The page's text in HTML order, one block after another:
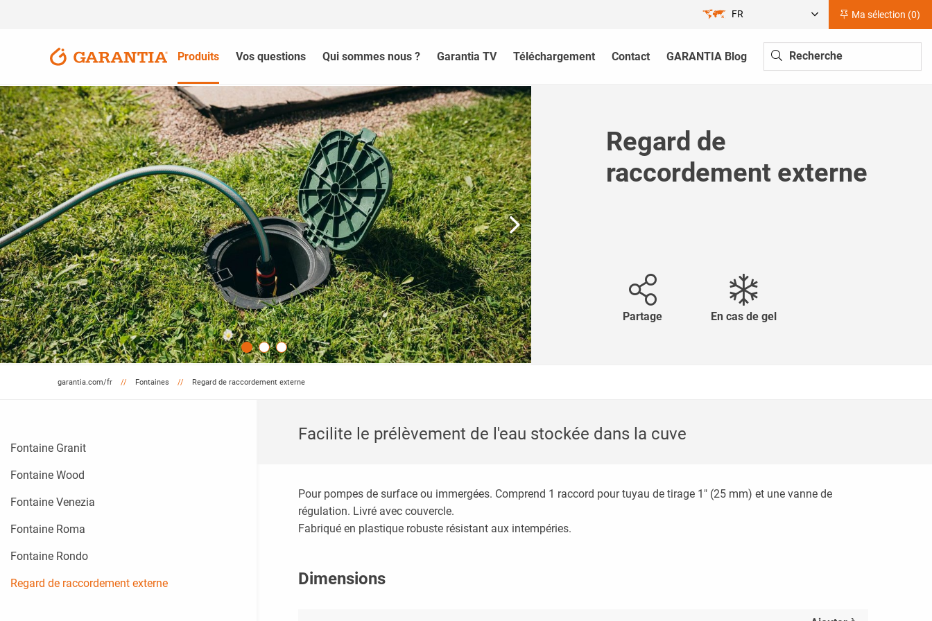
Ma sélection (0)
FR
Produits Vos questions Qui sommes nous ? Garantia TV Téléchargement Contact GARANTIA Blog
Regard de
raccordement externe
Partage En cas de gel
garantia.com/fr Fontaines Regard de raccordement externe
Facilite le prélèvement de l'eau stockée dans la cuve
Pour pompes de surface ou immergées. Comprend 1 raccord pour tuyau de tirage 1" (25 mm) et une vanne de
régulation. Livré avec couvercle.
Fabriqué en plastique robuste résistant aux intempéries.
Dimensions
Fontaine Granit
Fontaine Wood
Fontaine Venezia
Fontaine Roma
Fontaine Rondo
Regard de raccordement externe